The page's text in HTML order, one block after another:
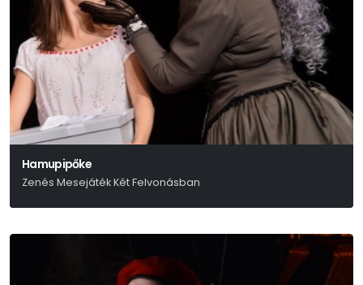
Hamupipőke
Zenés Mesejáték Két Felvonásban